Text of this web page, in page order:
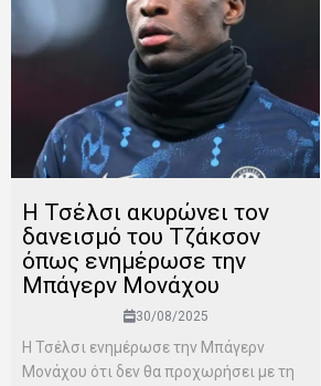
Η Τσέλσι ακυρώνει τον
δανεισμό του Τζάκσον
όπως ενημέρωσε την
Μπάγερν Μονάχου
30/08/2025
Η Τσέλσι ενημέρωσε την Μπάγερν
Μονάχου ότι δεν θα προχωρήσει με τη